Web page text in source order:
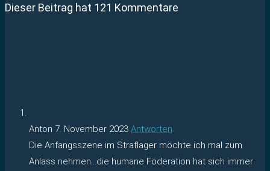
Dieser Beitrag hat 121 Kommentare
Anton 7. November 2023 Antworten
Die Anfangsszene im Straflager möchte ich mal zum
Anlass nehmen…die humane Föderation hat sich immer